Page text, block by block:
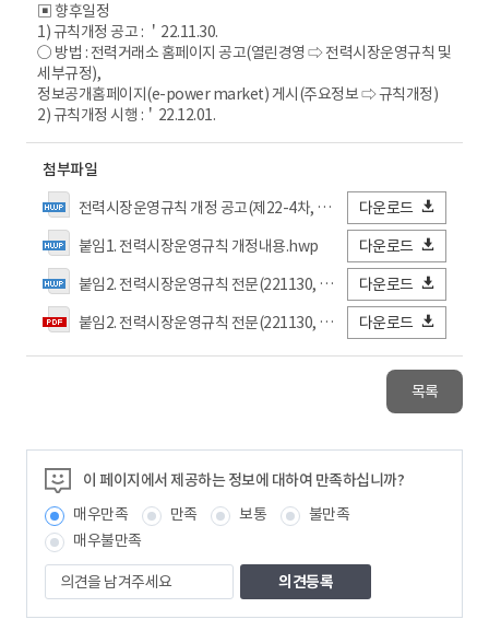
▣ 향후일정
1) 규칙개정 공고 : ＇22.11.30.
○ 방법 : 전력거래소 홈페이지 공고(열린경영 ⇨ 전력시장운영규칙 및
세부규정),
정보공개홈페이지(e-power market) 게시(주요정보 ⇨ 규칙개정)
2) 규칙개정 시행 :＇22.12.01.
첨부파일
전력시장운영규칙 개정 공고(제22-4차, 제22-6차(긴급3차)).hwp
다운로드
붙임1. 전력시장운영규칙 개정내용.hwp
다운로드
붙임2. 전력시장운영규칙 전문(221130, 공고).hwp
다운로드
붙임2. 전력시장운영규칙 전문(221130, 공고).pdf
다운로드
목록
이 페이지에서 제공하는 정보에 대하여 만족하십니까?
매우만족
만족 보통
불만족
매우불만족
의
견
을